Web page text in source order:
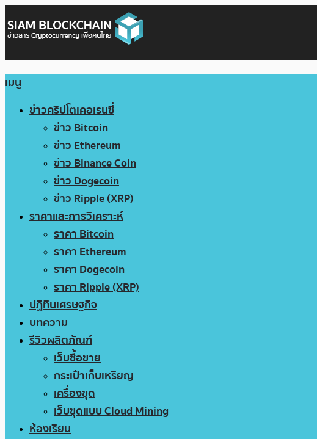
เมนู
ข่าวคริปโตเคอเรนซี่
ข่าว Bitcoin
ข่าว Ethereum
ข่าว Binance Coin
ข่าว Dogecoin
ข่าว Ripple (XRP)
ราคาและการวิเคราะห์
ราคา Bitcoin
ราคา Ethereum
ราคา Dogecoin
ราคา Ripple (XRP)
ปฏิทินเศรษฐกิจ
บทความ
รีวิวผลิตภัณฑ์
เว็บซื้อขาย
กระเป๋าเก็บเหรียญ
เครื่องขุด
เว็บขุดแบบ Cloud Mining
ห้องเรียน